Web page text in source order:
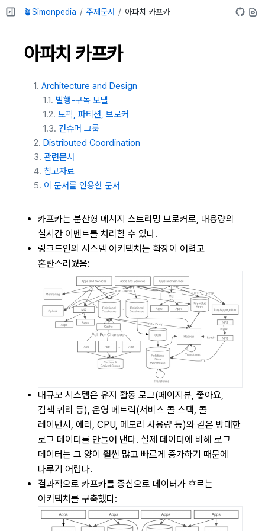
🪴Simonpedia 주제문서 아파치 카프카
아파치 카프카
Architecture and Design
발행-구독 모델
토픽, 파티션, 브로커
컨슈머 그룹
Distributed Coordination
관련문서
참고자료
이 문서를 인용한 문서
카프카는 분산형 메시지 스트리밍 브로커로, 대용량의
실시간 이벤트를 처리할 수 있다.
링크드인의 시스템 아키텍처는 확장이 어렵고
혼란스러웠음:
대규모 시스템은 유저 활동 로그(페이지뷰, 좋아요,
검색 쿼리 등), 운영 메트릭(서비스 콜 스택, 콜
레이턴시, 에러, CPU, 메모리 사용량 등)와 같은 방대한
로그 데이터를 만들어 낸다. 실제 데이터에 비해 로그
데이터는 그 양이 훨씬 많고 빠르게 증가하기 때문에
다루기 어렵다.
결과적으로 카프카를 중심으로 데이터가 흐르는
아키텍처를 구축했다: